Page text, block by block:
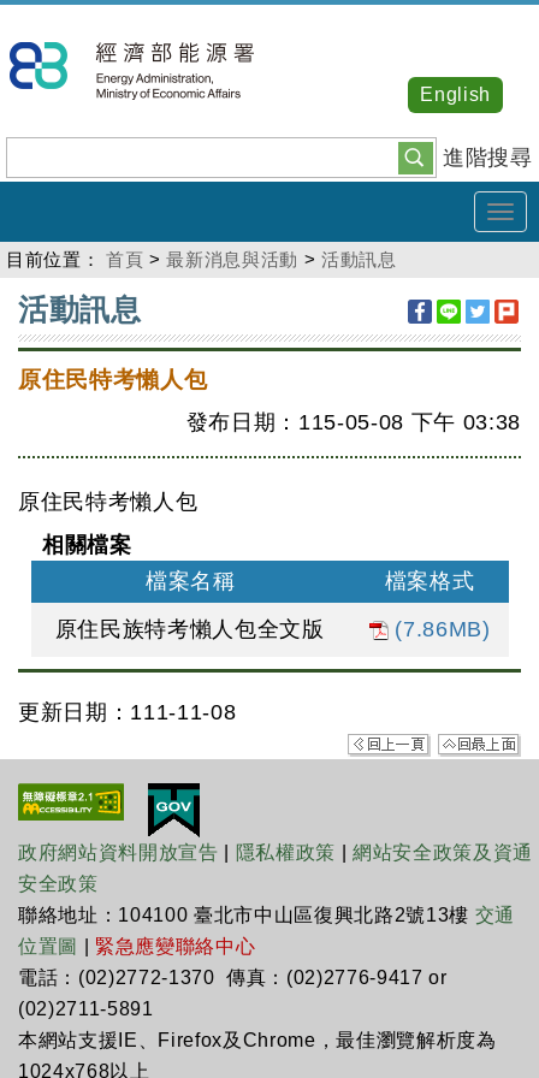
到
主
內
容
進階搜尋
English
目前位置： 首頁 >最新消息與活動 >活動訊息
:::
活動訊息
原住民特考懶人包
發布日期：115-05-08 下午 03:38
原住民特考懶人包
相關檔案
檔案名稱
檔案格式
原住民族特考懶人包全文版
(7.86MB)
更新日期：111-11-08
政府網站資料開放宣告 隱私權政策 |網站安全政策及資通
安全政策
聯絡地址：104100 臺北市中山區復興北路2號13樓 交通
位置圖
緊急應變聯絡中心
電話：(02)2772-1370 傳真：(02)2776-9417 or
(02)2711-5891
本網站支援IE、Firefox及Chrome，最佳瀏覽解析度為
1024x768以上